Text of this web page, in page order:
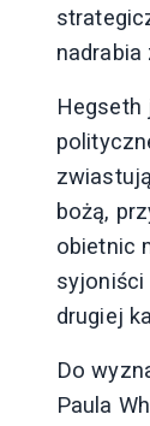
nadrabia
Hegseth
bożą,
obietnic
syjoniści
drugiej
Do
Paula